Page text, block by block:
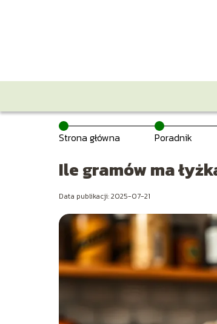
Strona główna Poradnik
Ile gramów ma
Data publikacji: 2025-07-21